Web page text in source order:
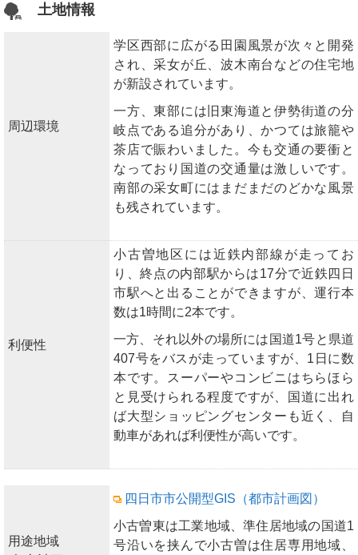
土地情報
周辺環境
学区西部に広がる田園風景が次々と開発
され、采女が丘、波木南台などの住宅地
が新設されています。
一方、東部には旧東海道と伊勢街道の分
岐点である追分があり、かつては旅籠や
茶店で賑わいました。今も交通の要衝と
なっており国道の交通量は激しいです。
南部の采女町にはまだまだのどかな風景
も残されています。
利便性
小古曽地区には近鉄内部線が走ってお
り、終点の内部駅からは17分で近鉄四日
市駅へと出ることができますが、運行本
数は1時間に2本です。
一方、それ以外の場所には国道1号と県道
407号をバスが走っていますが、1日に数
本です。スーパーやコンビニはちらほら
と見受けられる程度ですが、国道に出れ
ば大型ショッピングセンターも近く、自
動車があれば利便性が高いです。
用途地域
四日市市公開型GIS（都市計画図）
小古曽東は工業地域、準住居地域の国道1
号沿いを挟んで小古曽は住居専用地域、